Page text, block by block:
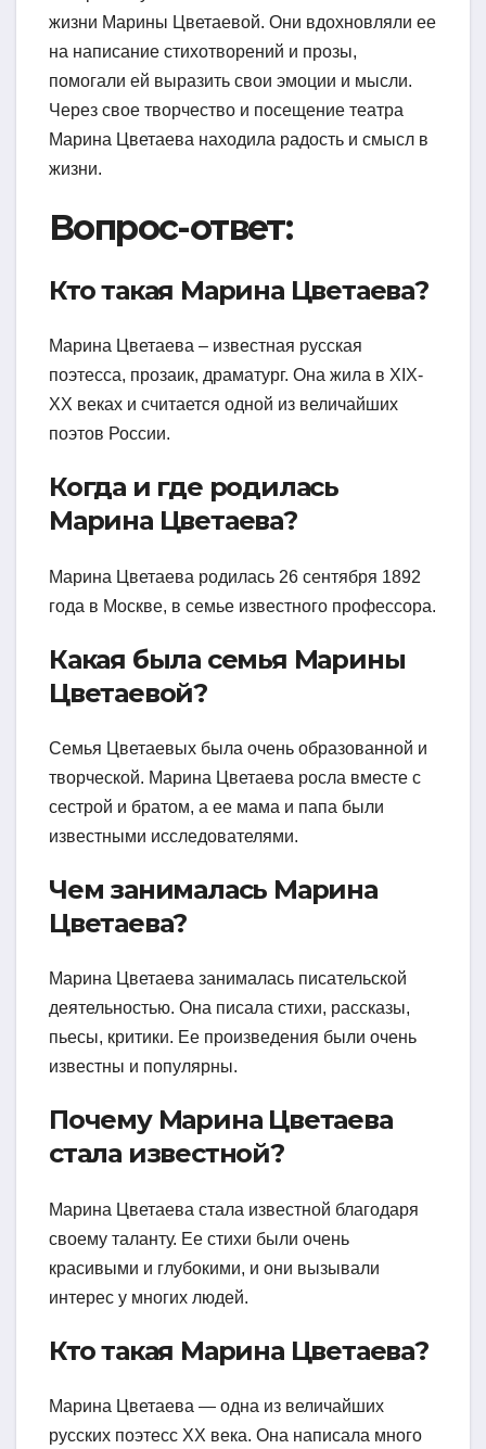
жизни Марины Цветаевой. Они вдохновляли ее
на написание стихотворений и прозы,
помогали ей выразить свои эмоции и мысли.
Через свое творчество и посещение театра
Марина Цветаева находила радость и смысл в
жизни.
Вопрос-ответ:
Кто такая Марина Цветаева?
Марина Цветаева – известная русская
поэтесса, прозаик, драматург. Она жила в XIX-
XX веках и считается одной из величайших
поэтов России.
Когда и где родилась
Марина Цветаева?
Марина Цветаева родилась 26 сентября 1892
года в Москве, в семье известного профессора.
Какая была семья Марины
Цветаевой?
Семья Цветаевых была очень образованной и
творческой. Марина Цветаева росла вместе с
сестрой и братом, а ее мама и папа были
известными исследователями.
Чем занималась Марина
Цветаева?
Марина Цветаева занималась писательской
деятельностью. Она писала стихи, рассказы,
пьесы, критики. Ее произведения были очень
известны и популярны.
Почему Марина Цветаева
стала известной?
Марина Цветаева стала известной благодаря
своему таланту. Ее стихи были очень
красивыми и глубокими, и они вызывали
интерес у многих людей.
Кто такая Марина Цветаева?
Марина Цветаева — одна из величайших
русских поэтесс XX века. Она написала много